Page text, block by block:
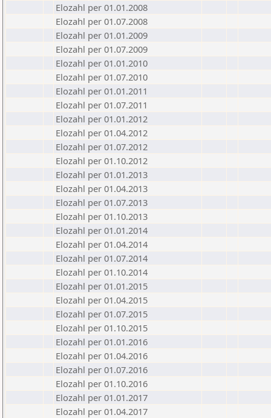
Elozahl per 01.01.2008
Elozahl per 01.07.2008
Elozahl per 01.01.2009
Elozahl per 01.07.2009
Elozahl per 01.01.2010
Elozahl per 01.07.2010
Elozahl per 01.01.2011
Elozahl per 01.07.2011
Elozahl per 01.01.2012
Elozahl per 01.04.2012
Elozahl per 01.07.2012
Elozahl per 01.10.2012
Elozahl per 01.01.2013
Elozahl per 01.04.2013
Elozahl per 01.07.2013
Elozahl per 01.10.2013
Elozahl per 01.01.2014
Elozahl per 01.04.2014
Elozahl per 01.07.2014
Elozahl per 01.10.2014
Elozahl per 01.01.2015
Elozahl per 01.04.2015
Elozahl per 01.07.2015
Elozahl per 01.10.2015
Elozahl per 01.01.2016
Elozahl per 01.04.2016
Elozahl per 01.07.2016
Elozahl per 01.10.2016
Elozahl per 01.01.2017
Elozahl per 01.04.2017